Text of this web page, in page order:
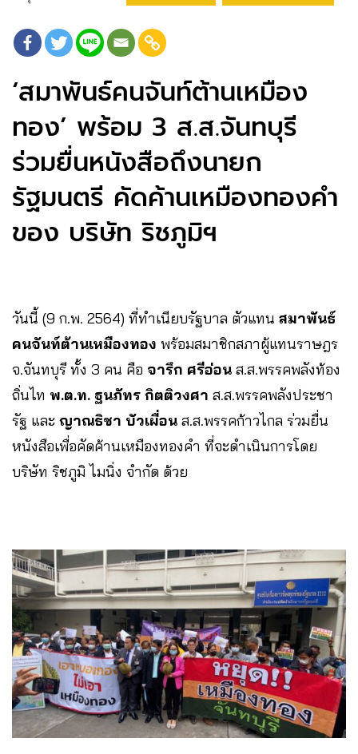
‘สมาพันธ์คนจันท์ต้านเหมือง
ทอง’ พร้อม 3 ส.ส.จันทบุรี
ร่วมยื่นหนังสือถึงนายก
รัฐมนตรี คัดค้านเหมืองทองคำ
ของ บริษัท ริชภูมิฯ
วันนี้ (9 ก.พ. 2564) ที่ทำเนียบรัฐบาล ตัวแทน สมาพันธ์
คนจันท์ต้านเหมืองทอง พร้อมสมาชิกสภาผู้แทนราษฎร
จ.จันทบุรี ทั้ง 3 คน คือ จารึก ศรีอ่อน ส.ส.พรรคพลังท้อง
ถิ่นไท พ.ต.ท. ฐนภัทร กิตติวงศา ส.ส.พรรคพลังประชา
รัฐ และ ญาณธิชา บัวเผื่อน ส.ส.พรรคก้าวไกล ร่วมยื่น
หนังสือเพื่อคัดค้านเหมืองทองคำ ที่จะดำเนินการโดย
บริษัท ริชภูมิ ไมนิ่ง จำกัด ด้วย